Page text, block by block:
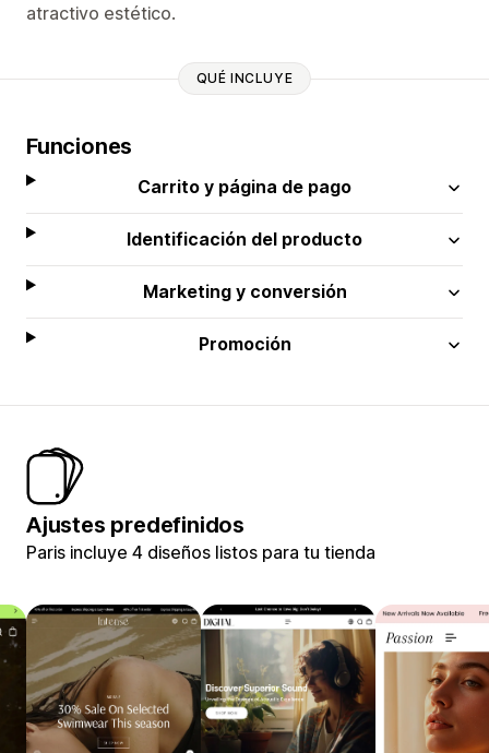
atractivo estético.
QUÉ INCLUYE
Funciones
Carrito y página de pago
Identificación del producto
Marketing y conversión
Promoción
Ajustes predefinidos
Paris incluye 4 diseños listos para tu tienda